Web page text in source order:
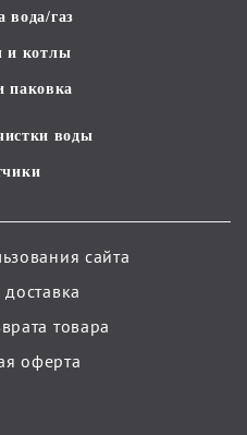
вода/газ
и котлы
паковка
воды
сайта
товара
оферта